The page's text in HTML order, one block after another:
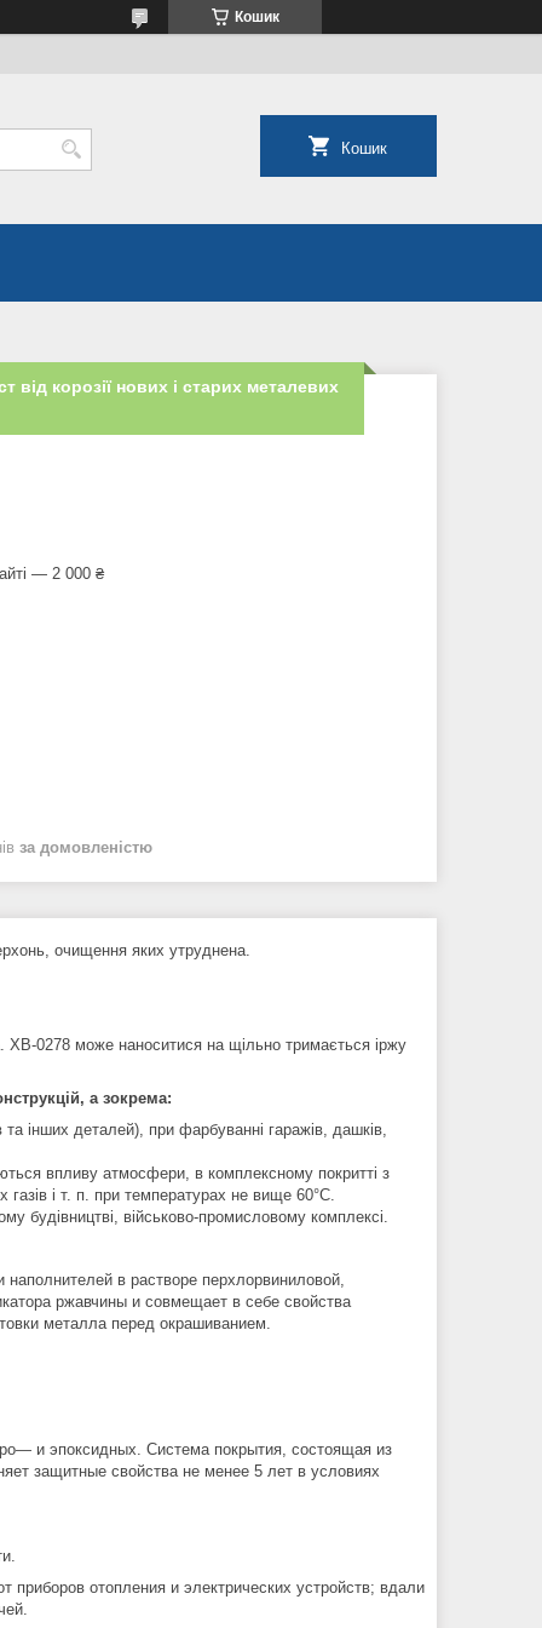
Кошик
Кошик
від корозії нових і старих металевих
— 2 000 ₴
за домовленістю
очищення яких утруднена.
ХВ-0278 може наноситися на щільно тримається іржу
а зокрема:
інших деталей), при фарбуванні гаражів, дашків,
впливу атмосфери, в комплексному покритті з
і т. п. при температурах не вище 60°С.
будівництві, військово-промисловому комплексі.
в растворе перхлорвиниловой,
ржавчины и совмещает в себе свойства
металла перед окрашиванием.
и эпоксидных. Система покрытия, состоящая из
защитные свойства не менее 5 лет в условиях
приборов отопления и электрических устройств; вдали